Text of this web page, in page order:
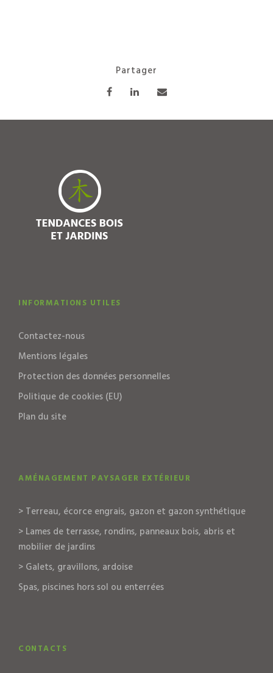
Partager
INFORMATIONS UTILES
Contactez-nous
Mentions légales
Protection des données personnelles
Politique de cookies (EU)
Plan du site
AMÉNAGEMENT PAYSAGER EXTÉRIEUR
> Terreau, écorce engrais, gazon et gazon synthétique
> Lames de terrasse, rondins, panneaux bois, abris et
mobilier de jardins
> Galets, gravillons, ardoise
Spas, piscines hors sol ou enterrées
CONTACTS